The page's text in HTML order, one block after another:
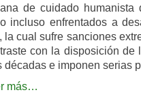
de cuidado
incluso enfrentados a
la cual sufre sanciones
con la disposición de
décadas e imponen serias
más…